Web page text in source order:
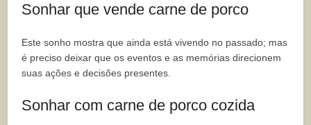
Sonhar que vende carne de porco
Este sonho mostra que ainda está vivendo no passado; mas
é preciso deixar que os eventos e as memórias direcionem
suas ações e decisões presentes.
Sonhar com carne de porco cozida